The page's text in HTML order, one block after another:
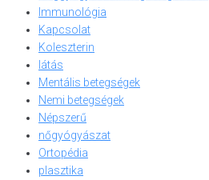
Immunológia
Kapcsolat
Koleszterin
látás
Mentális betegségek
Nemi betegségek
Népszerű
nőgyógyászat
Ortopédia
plasztika